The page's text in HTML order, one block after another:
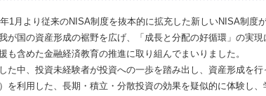
1月より従来のNISA制度を抜本的に拡充した新しいNISA制度
が国の資産形成の裾野を広げ、「成長と分配の好循環」の実
も含めた金融経済教育の推進に取り組んでまいりました。
た中、投資未経験者が投資への一歩を踏み出し、資産形成を
を利用した、長期・積立・分散投資の効果を疑似的に体験し